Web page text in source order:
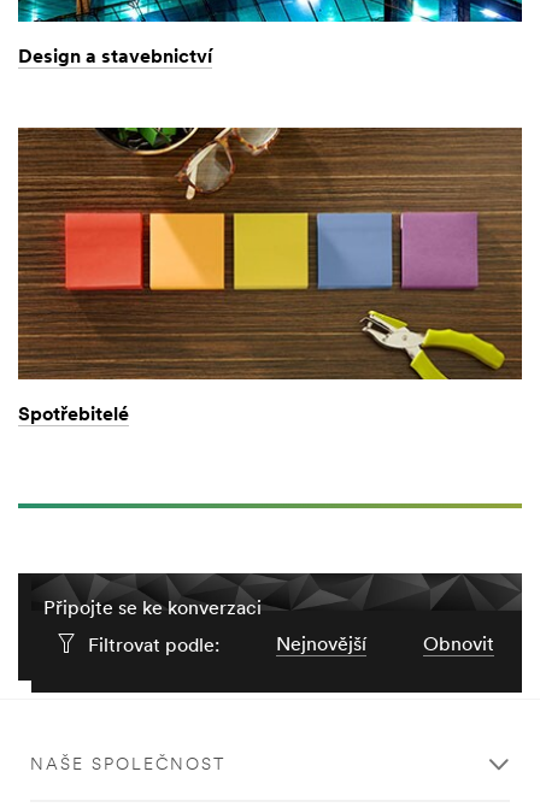
Design a stavebnictví
Spotřebitelé
Připojte se ke konverzaci
Filtrovat podle:
Nejnovější Obnovit
NAŠE SPOLEČNOST